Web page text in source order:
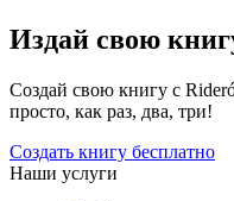
Издай свою
Создай свою книгу с
просто, как раз, два, три!
Создать книгу бесплатно
Наши услуги